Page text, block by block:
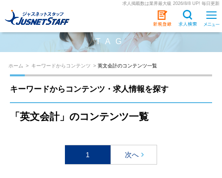
求人掲載数は業界最大級 2026/8/8 UP! 毎日更新
TAG
ホーム > キーワードからコンテンツ > 英文会計のコンテンツ一覧
キーワードからコンテンツ・求人情報を探す
「英文会計」のコンテンツ一覧
1 次へ